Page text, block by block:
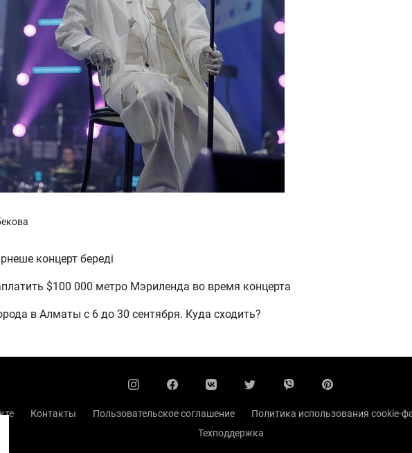
концерт береді
$100 000 метро Мэриленда во время концерта
в Алматы с 6 до 30 сентября. Куда сходить?
Контакты Пользовательское соглашение Политика использования cookie-
Техподдержка